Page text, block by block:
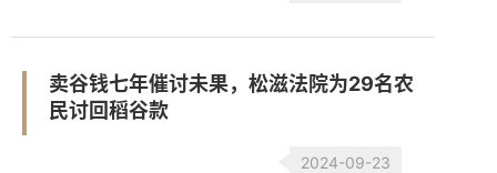
卖谷钱七年催讨未果，松滋法院为29名农
民讨回稻谷款
2024-09-23